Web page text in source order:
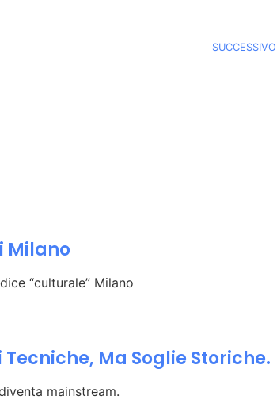
SUCCESSIVO
Milano
“culturale” Milano
Ma Soglie Storiche.
mainstream.